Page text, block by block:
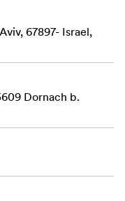
67897- Israel,
Dornach b.